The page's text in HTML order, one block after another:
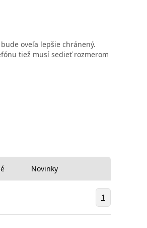
oveľa lepšie chránený.
tiež musí sedieť rozmerom
Novinky
1